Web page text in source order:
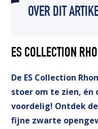
OVER DIT
ES COLLECTION
De ES Collection
stoer om te zien, én
voordelig! Ontdek
fijne zwarte